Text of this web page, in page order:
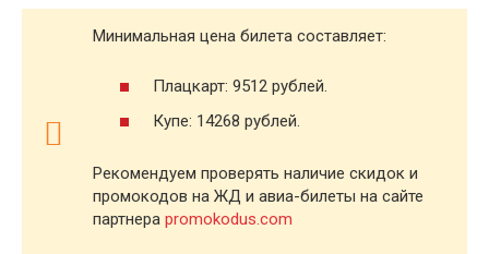
Минимальная цена билета составляет:
Плацкарт: 9512 рублей.
Купе: 14268 рублей.
Рекомендуем проверять наличие скидок и
промокодов на ЖД и авиа-билеты на сайте
партнера promokodus.com